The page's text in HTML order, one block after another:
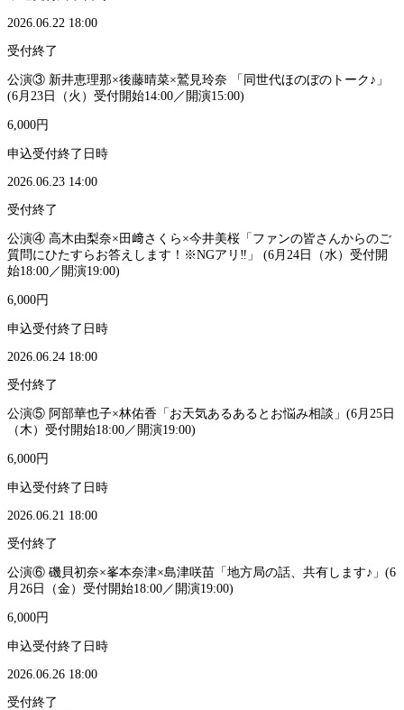
2026.06.22 18:00
受付終了
公演③ 新井恵理那×後藤晴菜×鷲見玲奈 「同世代ほのぼのトーク♪」
(6月23日（火）受付開始14:00／開演15:00)
6,000円
申込受付終了日時
2026.06.23 14:00
受付終了
公演④ 高木由梨奈×田﨑さくら×今井美桜「ファンの皆さんからのご
質問にひたすらお答えします！※NGアリ‼︎」 (6月24日（水）受付開
始18:00／開演19:00)
6,000円
申込受付終了日時
2026.06.24 18:00
受付終了
公演⑤ 阿部華也子×林佑香「お天気あるあるとお悩み相談」(6月25日
（木）受付開始18:00／開演19:00)
6,000円
申込受付終了日時
2026.06.21 18:00
受付終了
公演⑥ 磯貝初奈×峯本奈津×島津咲苗「地方局の話、共有します♪」(6
月26日（金）受付開始18:00／開演19:00)
6,000円
申込受付終了日時
2026.06.26 18:00
受付終了